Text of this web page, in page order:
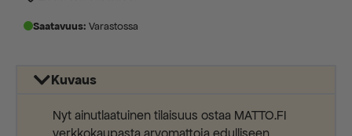
122x61cm
määräSaatavuus: Varastossa
Kuvaus
Nyt ainutlaatuinen tilaisuus ostaa MATTO.FI